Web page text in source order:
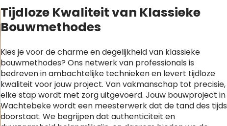
Tijdloze Kwaliteit van Klassieke
Bouwmethodes
Kies je voor de charme en degelijkheid van klassieke
bouwmethodes? Ons netwerk van professionals is
bedreven in ambachtelijke technieken en levert tijdloze
kwaliteit voor jouw project. Van vakmanschap tot precisie,
elke stap wordt met zorg uitgevoerd. Jouw bouwproject in
Wachtebeke wordt een meesterwerk dat de tand des tijds
doorstaat. We begrijpen dat authenticiteit en